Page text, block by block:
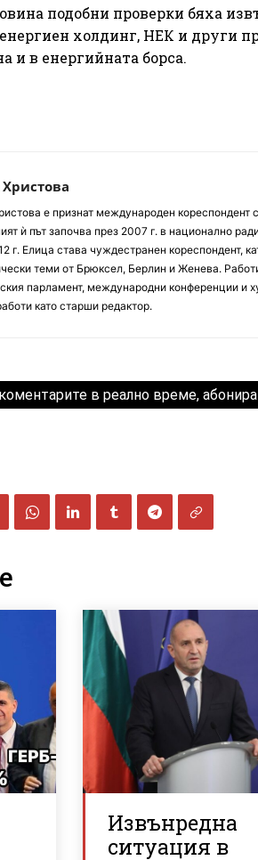
подобни проверки бяха
холдинг, НЕК и други
и в енергийната борса.
е признат международен кореспондент
ѝ път започва през 2007 г. в национално
г. Елица става чуждестранен кореспондент,
теми от Брюксел, Берлин и Женева.
парламент, международни конференции и
като старши редактор.
в реално време,
Извънредна
ситуация в